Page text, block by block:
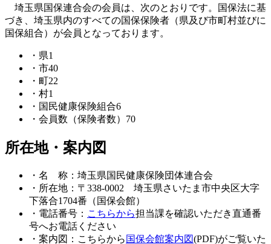
埼玉県国保連合会の会員は、次のとおりです。国保法に基
づき、埼玉県内のすべての国保保険者（県及び市町村並びに
国保組合）が会員となっております。
・ 県1
・ 市40
・ 町22
・ 村1
・ 国民健康保険組合6
・ 会員数（保険者数）70
所在地・案内図
・ 名 称：埼玉県国民健康保険団体連合会
・ 所在地：〒338-0002 埼玉県さいたま市中央区大字
下落合1704番（国保会館）
・ 電話番号： こちらから担当課を確認いただき直通番
号へお電話ください
・ 案内図：こちらから 国保会館案内図(PDF)がご覧いた